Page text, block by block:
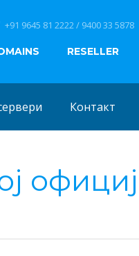
RESELLER
+91 9645 81 2222 / 9400 33 5878
Контакт